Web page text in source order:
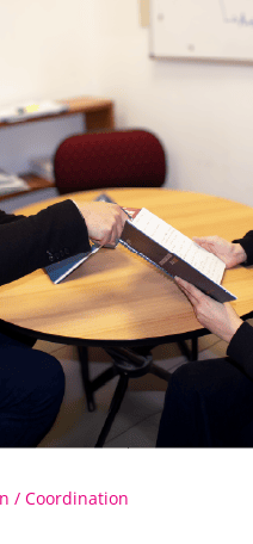
/ Coordination